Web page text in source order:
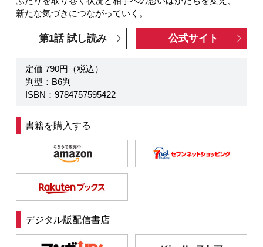
新たな気づきにつながっていく。
第1話 試し読み 公式サイト
定価 790円（税込）
判型：B6判
ISBN：9784757595422
書籍を購入する
デジタル版配信書店